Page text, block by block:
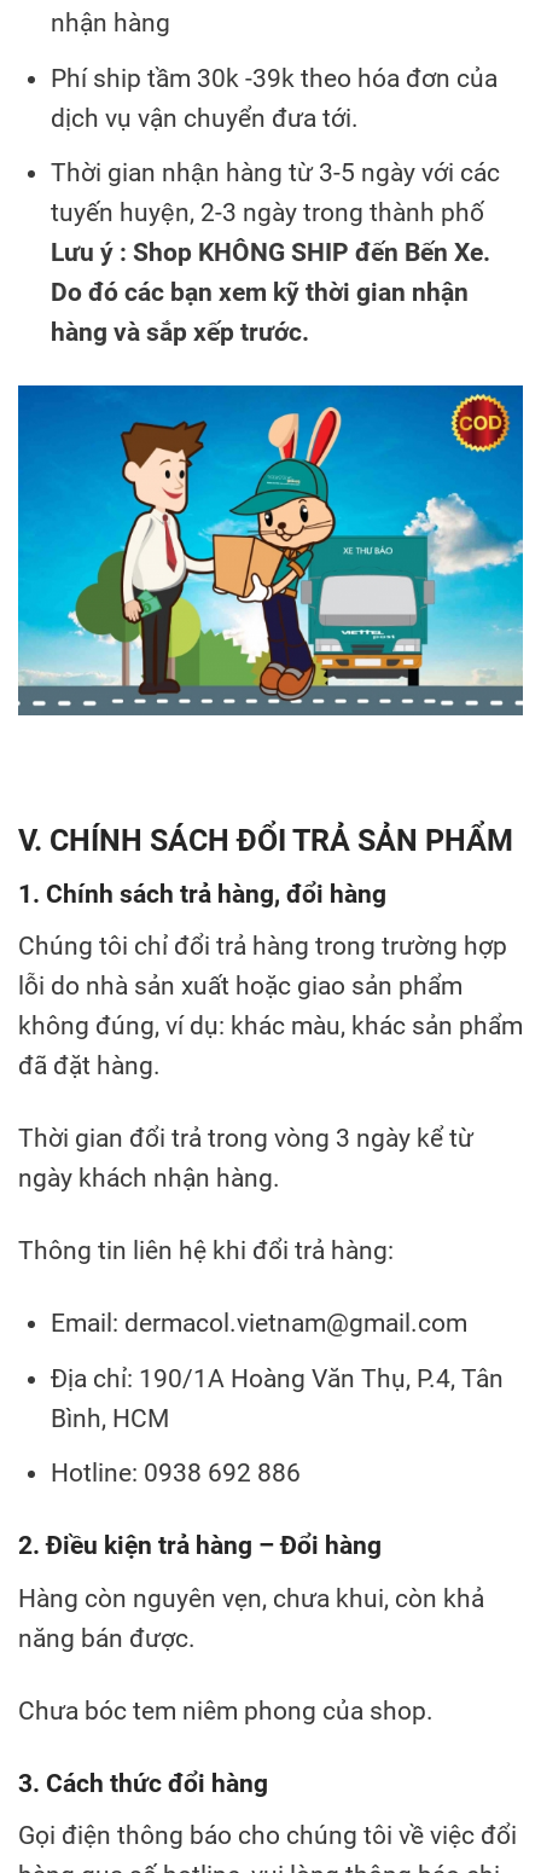
nhận hàng
Phí ship tầm 30k -39k theo hóa đơn của
dịch vụ vận chuyển đưa tới.
Thời gian nhận hàng từ 3-5 ngày với các
tuyến huyện, 2-3 ngày trong thành phố
Lưu ý : Shop KHÔNG SHIP đến Bến Xe.
Do đó các bạn xem kỹ thời gian nhận
hàng và sắp xếp trước.
V. CHÍNH SÁCH ĐỔI TRẢ SẢN PHẨM
1. Chính sách trả hàng, đổi hàng
Chúng tôi chỉ đổi trả hàng trong trường hợp
lỗi do nhà sản xuất hoặc giao sản phẩm
không đúng, ví dụ: khác màu, khác sản phẩm
đã đặt hàng.
Thời gian đổi trả trong vòng 3 ngày kể từ
ngày khách nhận hàng.
Thông tin liên hệ khi đổi trả hàng:
Email: dermacol.vietnam@gmail.com
Địa chỉ: 190/1A Hoàng Văn Thụ, P.4, Tân
Bình, HCM
Hotline: 0938 692 886
2. Điều kiện trả hàng – Đổi hàng
Hàng còn nguyên vẹn, chưa khui, còn khả
năng bán được.
Chưa bóc tem niêm phong của shop.
3. Cách thức đổi hàng
Gọi điện thông báo cho chúng tôi về việc đổi